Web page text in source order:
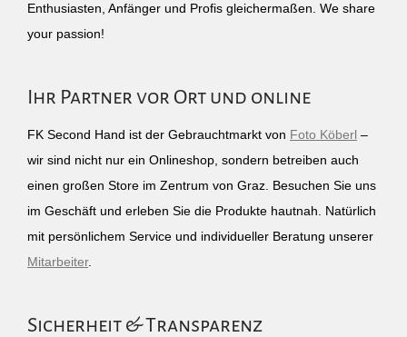
Enthusiasten, Anfänger und Profis gleichermaßen. We share
your passion!
Ihr Partner vor Ort und online
FK Second Hand ist der Gebrauchtmarkt von Foto Köberl –
wir sind nicht nur ein Onlineshop, sondern betreiben auch
einen großen Store im Zentrum von Graz. Besuchen Sie uns
im Geschäft und erleben Sie die Produkte hautnah. Natürlich
mit persönlichem Service und individueller Beratung unserer
Mitarbeiter.
Sicherheit & Transparenz